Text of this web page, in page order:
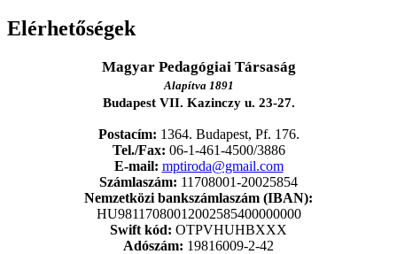
Elérhetőségek
Magyar Pedagógiai Társaság
Alapítva 1891
Budapest VII. Kazinczy u. 23-27.
Postacím: 1364. Budapest, Pf. 176.
Tel./Fax: 06-1-461-4500/3886
E-mail: mptiroda@gmail.com
Számlaszám: 11708001-20025854
Nemzetközi bankszámlaszám (IBAN):
HU98117080012002585400000000
Swift kód: OTPVHUHBXXX
Adószám: 19816009-2-42